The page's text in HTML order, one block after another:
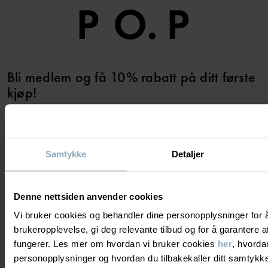
Samtykke Detaljer
Denne nettsiden anvender cookies
Vi bruker cookies og behandler dine personopplysninger for
brukeropplevelse, gi deg relevante tilbud og for å garantere
fungerer. Les mer om hvordan vi bruker cookies her,
personopplysninger og hvordan du tilbakekaller ditt
Bli medlem og få 10% rabatt på ditt første
kjøp!
TRENGER DU HJELP?
KONTAKTE OSS VANLIGE SPØRSMÅL
OM OSS